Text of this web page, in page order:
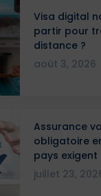
Visa digital
partir pour
distance ?
août 3, 2026
Assurance
obligatoire
pays exigent
attestation ?
juillet 23,